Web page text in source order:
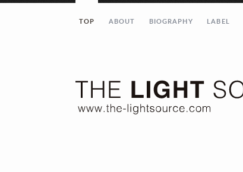
TOP ABOUT BIOGRAPHY LABEL